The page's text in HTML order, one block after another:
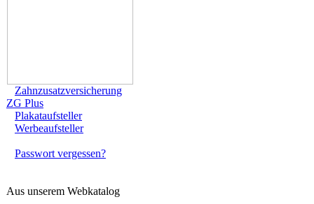
Zahnzusatzversicherung
ZG Plus
Plakataufsteller
Werbeaufsteller
Passwort vergessen?
Aus unserem Webkatalog